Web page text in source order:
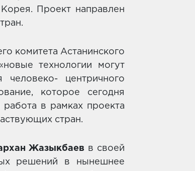
Проект направлен
комитета Астанинского
технологии могут
центричного
которое сегодня
в рамках проекта
стран.
Жазыкбаев в своей
решений в нынешнее